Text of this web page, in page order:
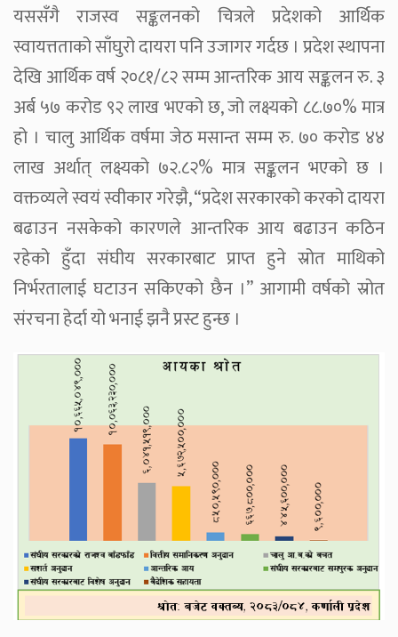
यससँगै राजस्व सङ्कलनको चित्रले प्रदेशको आर्थिक
स्वायत्तताको साँघुरो दायरा पनि उजागर गर्दछ । प्रदेश स्थापना
देखि आर्थिक वर्ष २०८१/८२ सम्म आन्तरिक आय सङ्कलन रु. ३
अर्ब ५७ करोड ९२ लाख भएको छ, जो लक्ष्यको ८८.७०% मात्र
हो । चालु आर्थिक वर्षमा जेठ मसान्त सम्म रु. ७० करोड ४४
लाख अर्थात् लक्ष्यको ७२.८२% मात्र सङ्कलन भएको छ ।
वक्तव्यले स्वयं स्वीकार गरेझै, “प्रदेश सरकारको करको दायरा
बढाउन नसकेको कारणले आन्तरिक आय बढाउन कठिन
रहेको हुँदा संघीय सरकारबाट प्राप्त हुने स्रोत माथिको
निर्भरतालाई घटाउन सकिएको छैन ।” आगामी वर्षको स्रोत
संरचना हेर्दा यो भनाई झनै प्रस्ट हुन्छ ।